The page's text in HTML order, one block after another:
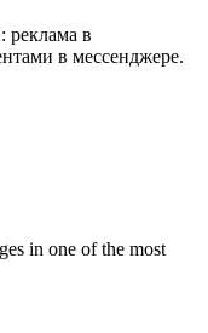
реклама в
в мессенджере.
in one of the most